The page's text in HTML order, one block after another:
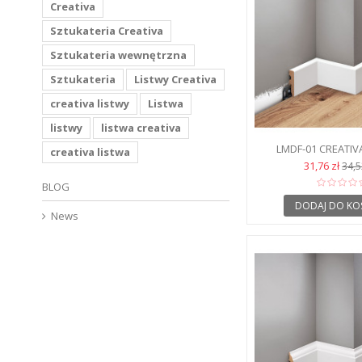
LMDF-01
31,76 zł
DODAJ DO
Creativa
Sztukateria Creativa
Sztukateria wewnętrzna
Sztukateria
Listwy Creativa
creativa listwy
Listwa
listwy
listwa creativa
creativa listwa
BLOG
News